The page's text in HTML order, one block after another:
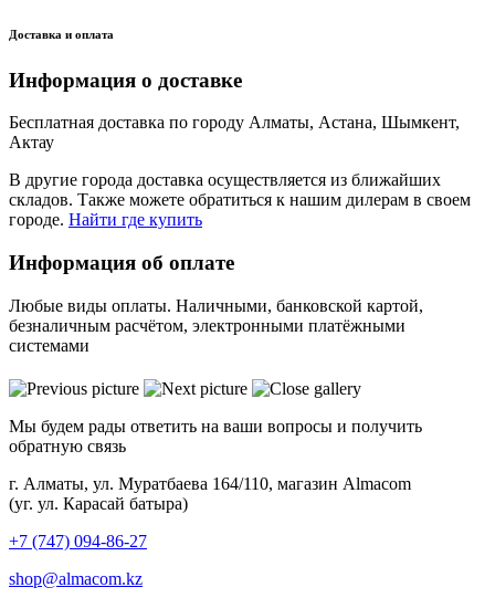
Доставка и оплата
Информация о доставке
Бесплатная доставка по городу Алматы, Астана, Шымкент,
Актау
В другие города доставка осуществляется из ближайших
складов. Также можете обратиться к нашим дилерам в своем
городе. Найти где купить
Информация об оплате
Любые виды оплаты. Наличными, банковской картой,
безналичным расчётом, электронными платёжными
системами
Мы будем рады ответить на ваши вопросы и получить
обратную связь
г. Алматы, ул. Муратбаева 164/110, магазин Almacom
(уг. ул. Карасай батыра)
+7 (747) 094-86-27
shop@almacom.kz